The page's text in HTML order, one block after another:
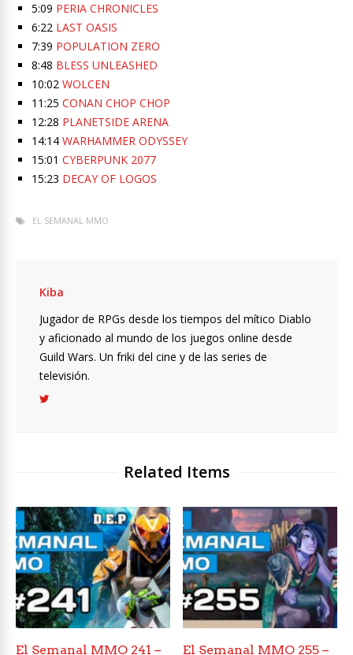
5:09 PERIA CHRONICLES
6:22 LAST OASIS
7:39 POPULATION ZERO
8:48 BLESS UNLEASHED
10:02 WOLCEN
11:25 CONAN CHOP CHOP
12:28 PLANETSIDE ARENA
14:14 WARHAMMER ODYSSEY
15:01 CYBERPUNK 2077
15:23 DECAY OF LOGOS
EL SEMANAL MMO
Kiba
Jugador de RPGs desde los tiempos del mítico Diablo
y aficionado al mundo de los juegos online desde
Guild Wars. Un friki del cine y de las series de
televisión.
Related Items
El Semanal MMO 241 – El Semanal MMO 255 –